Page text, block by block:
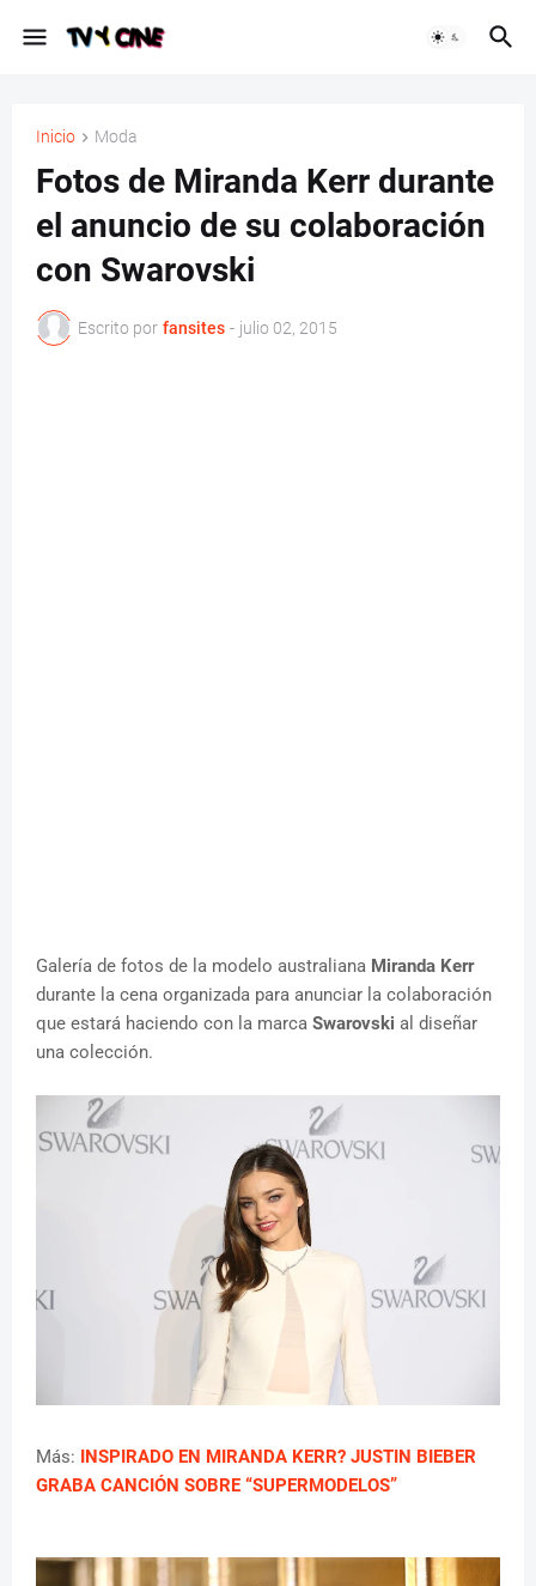
Inicio Moda
Fotos de Miranda Kerr durante
el anuncio de su colaboración
con Swarovski
Escrito por fansites - julio 02, 2015
Galería de fotos de la modelo australiana Miranda Kerr
durante la cena organizada para anunciar la colaboración
que estará haciendo con la marca Swarovski al diseñar
una colección.
Más: INSPIRADO EN MIRANDA KERR? JUSTIN BIEBER
GRABA CANCIÓN SOBRE “SUPERMODELOS”